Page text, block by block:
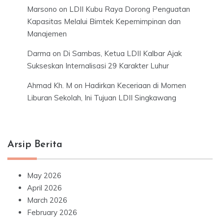
Marsono on LDII Kubu Raya Dorong Penguatan
Kapasitas Melalui Bimtek Kepemimpinan dan
Manajemen
Darma on Di Sambas, Ketua LDII Kalbar Ajak
Sukseskan Internalisasi 29 Karakter Luhur
Ahmad Kh. M on Hadirkan Keceriaan di Momen
Liburan Sekolah, Ini Tujuan LDII Singkawang
Arsip Berita
May 2026
April 2026
March 2026
February 2026